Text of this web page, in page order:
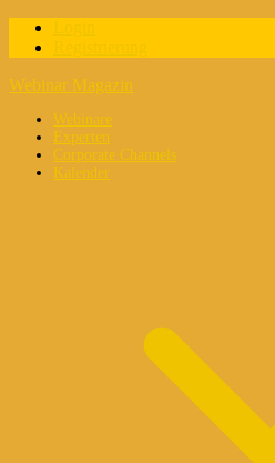
Webinar Magazin
Webinare
Experten
Corporate Channels
Kalender